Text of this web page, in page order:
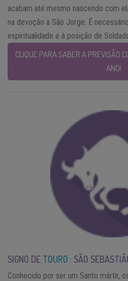
acabam até mesmo nascendo com
na devoção a São Jorge. É
espiritualidade e à posição de
CLIQUE PARA SABER A PREVISÃO
ANO!
SIGNO DE TOURO : SÃO
Conhecido por ser um Santo mártir,